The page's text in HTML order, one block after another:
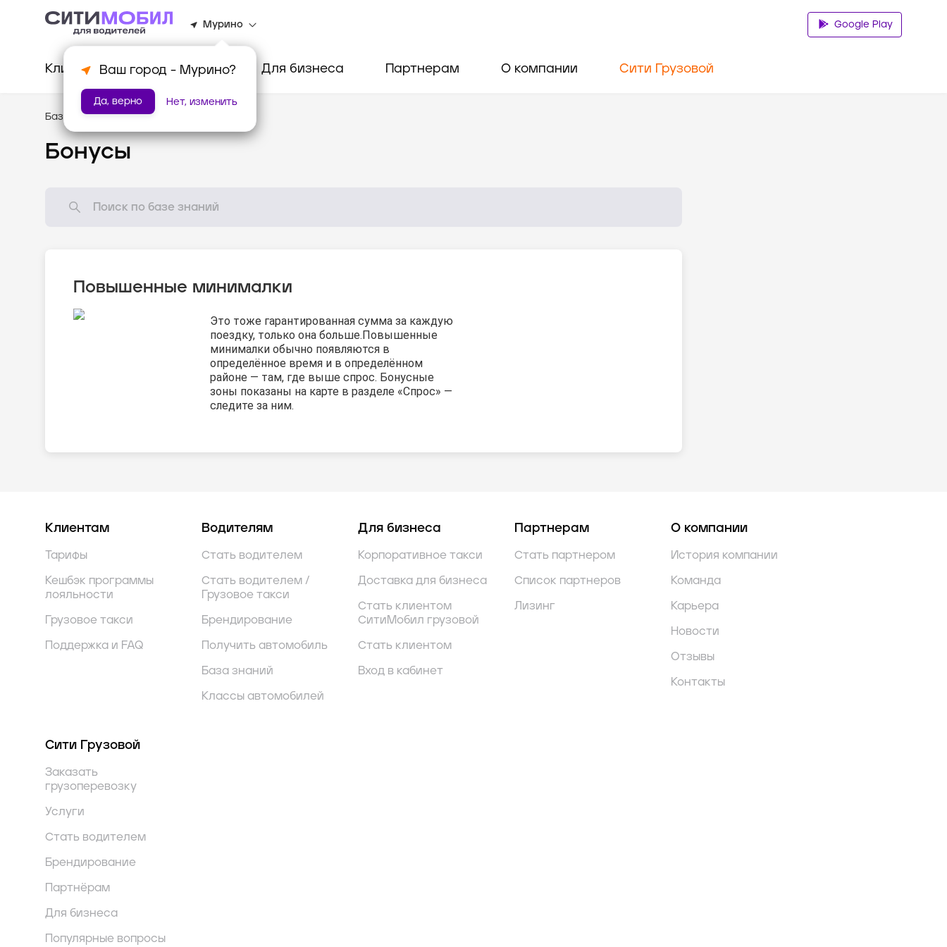
Мурино
Ваш город - Мурино?
Да, верно Нет, изменить
Google Play
Клиентам Водителям Для бизнеса Партнерам О компании Сити Грузовой
База знаний /Мотивация
Бонусы
Повышенные минималки
Это тоже гарантированная сумма за каждую
поездку, только она больше.Повышенные
минималки обычно появляются в
определённое время и в определённом
районе — там, где выше спрос. Бонусные
зоны показаны на карте в разделе «Спрос» —
следите за ним.
Клиентам
Тарифы
Кешбэк программы
лояльности
Грузовое такси
Поддержка и FAQ
Водителям
Стать водителем
Стать водителем /
Грузовое такси
Брендирование
Получить автомобиль
База знаний
Классы автомобилей
Для бизнеса
Корпоративное такси
Доставка для бизнеса
Стать клиентом
СитиМобил грузовой
Стать клиентом
Вход в кабинет
Партнерам
Стать партнером
Список партнеров
Лизинг
О компании
История компании
Команда
Карьера
Новости
Отзывы
Контакты
Сити Грузовой
Заказать
грузоперевозку
Услуги
Стать водителем
Брендирование
Партнёрам
Для бизнеса
Популярные вопросы